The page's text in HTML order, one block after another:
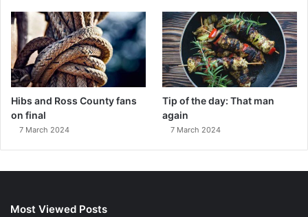
Hibs and Ross County fans
on final
7 March 2024
Tip of the day: That man
again
7 March 2024
Most Viewed Posts